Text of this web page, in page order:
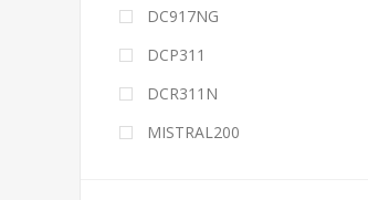
DC917NG
DCP311
DCR311N
MISTRAL200